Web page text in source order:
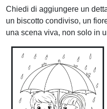
Chiedi di aggiungere un
un biscotto condiviso, un
una scena viva, non solo in